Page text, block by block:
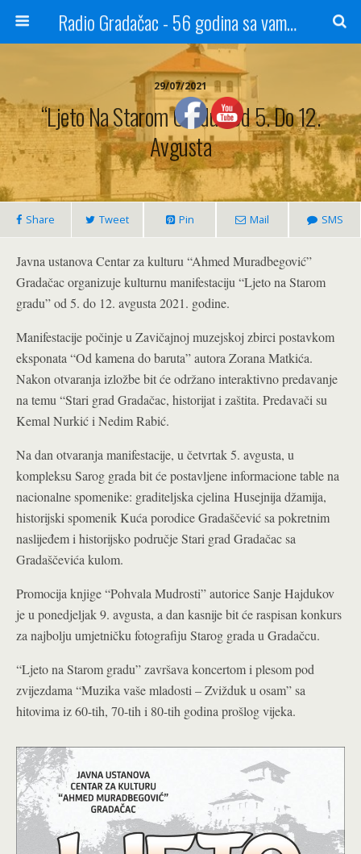
Radio Gradačac - 56 godina sa vama...
29/07/2021
“Ljeto Na Starom Gradu” Od 5. Do 12.
Avgusta
Share Tweet Pin Mail SMS
Javna ustanova Centar za kulturu “Ahmed Muradbegović”
Gradačac organizuje kulturnu manifestaciju “Ljeto na Starom
gradu” od 5. do 12. avgusta 2021. godine.
Manifestacije počinje u Zavičajnoj muzejskoj zbirci postavkom
eksponata “Od kamena do baruta” autora Zorana Matkića.
Nakon otvaranja izložbe bit će održano interaktivno predavanje
na temu “Stari grad Gradačac, historijat i zaštita. Predavači su
Kemal Nurkić i Nedim Rabić.
Na dan otvaranja manifestacije, u četvrtak 5. avgusta, u
kompleksu Sarog grada bit će postavljene informacione table na
nacionalne spomenike: graditeljska cjelina Husejnija džamija,
historijski spomenik Kuća porodice Gradaščević sa pokretnim
naslijeđem i historijsko područje Stari grad Gradačac sa
Gradaščevića kulom.
Promocija knjige “Pohvala Mudrosti” autorice Sanje Hajdukov
je u ponedjeljak 9. avgusta, a dan kasnije bit će raspisan konkurs
za najbolju umjetničku fotografiju Starog grada u Gradačcu.
“Ljeto na Starom gradu” završava koncertom i plesom pod
zvijezdama “Muzika vaše mladosti – Zvižduk u osam” sa
hitovima iz 60-tih, 70-tih i 80-tih godina prošlog vijeka.